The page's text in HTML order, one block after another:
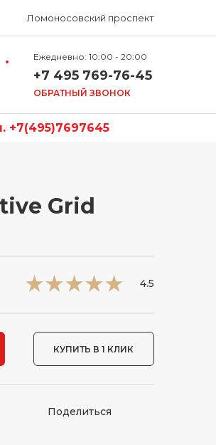
Ломоносовский проспект
Ежедневно: 10:00 - 20:00
+7 495 769-76-45
ОБРАТНЫЙ ЗВОНОК
+7(495)7697645
Grid
4.5
КУПИТЬ В 1 КЛИК
Поделиться